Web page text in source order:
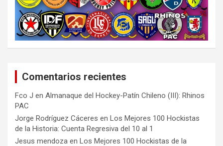
Comentarios recientes
Fco J en Almanaque del Hockey-Patín Chileno (III): Rhinos
PAC
Jorge Rodríguez Cáceres en Los Mejores 100 Hockistas
de la Historia: Cuenta Regresiva del 10 al 1
Jesus mendoza en Los Mejores 100 Hockistas de la